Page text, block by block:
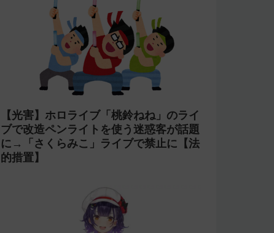
【光害】ホロライブ「桃鈴ねね」のライ
ブで改造ペンライトを使う迷惑客が話題
に→「さくらみこ」ライブで禁止に【法
的措置】